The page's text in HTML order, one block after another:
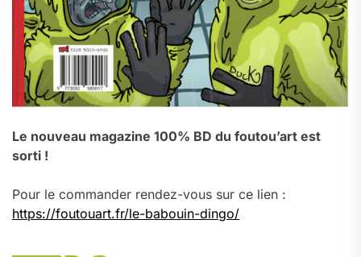
Le nouveau magazine 100% BD du foutou’art est
sorti !
Pour le commander rendez-vous sur ce lien :
https://foutouart.fr/le-babouin-dingo/